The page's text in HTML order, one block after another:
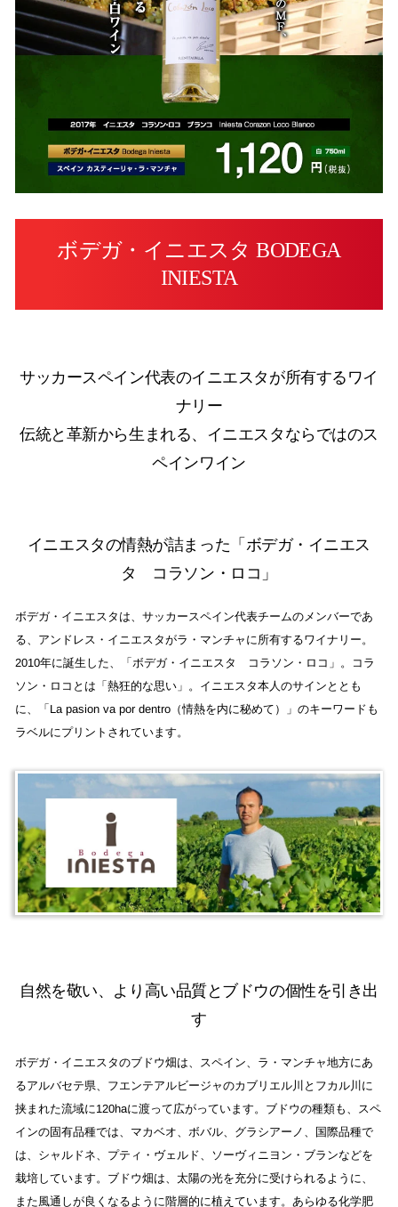
ボデガ・イニエスタ BODEGA
INIESTA
サッカースペイン代表のイニエスタが所有するワイ
ナリー
伝統と革新から生まれる、イニエスタならではのス
ペインワイン
イニエスタの情熱が詰まった「ボデガ・イニエス
タ コラソン・ロコ」
ボデガ・イニエスタは、サッカースペイン代表チームのメンバーであ
る、アンドレス・イニエスタがラ・マンチャに所有するワイナリー。
2010年に誕生した、「ボデガ・イニエスタ コラソン・ロコ」。コラ
ソン・ロコとは「熱狂的な思い」。イニエスタ本人のサインととも
に、「La pasion va por dentro（情熱を内に秘めて）」のキーワードも
ラベルにプリントされています。
自然を敬い、より高い品質とブドウの個性を引き出
す
ボデガ・イニエスタのブドウ畑は、スペイン、ラ・マンチャ地方にあ
るアルバセテ県、フエンテアルビージャのカブリエル川とフカル川に
挟まれた流域に120haに渡って広がっています。ブドウの種類も、スペ
インの固有品種では、マカベオ、ボバル、グラシアーノ、国際品種で
は、シャルドネ、プティ・ヴェルド、ソーヴィニヨン・ブランなどを
栽培しています。ブドウ畑は、太陽の光を充分に受けられるように、
また風通しが良くなるように階層的に植えています。あらゆる化学肥